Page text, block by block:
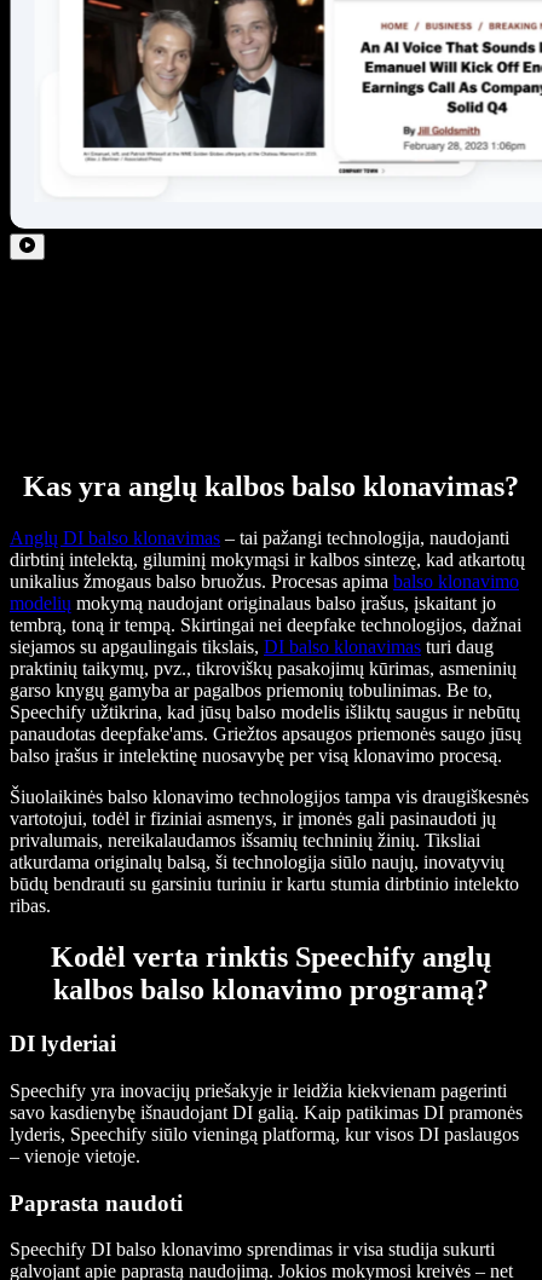
Kas yra anglų kalbos balso klonavimas?
Anglų DI balso klonavimas – tai pažangi technologija, naudojanti
dirbtinį intelektą, giluminį mokymąsi ir kalbos sintezę, kad atkartotų
unikalius žmogaus balso bruožus. Procesas apima balso klonavimo
modelių mokymą naudojant originalaus balso įrašus, įskaitant jo
tembrą, toną ir tempą. Skirtingai nei deepfake technologijos, dažnai
siejamos su apgaulingais tikslais, DI balso klonavimas turi daug
praktinių taikymų, pvz., tikroviškų pasakojimų kūrimas, asmeninių
garso knygų gamyba ar pagalbos priemonių tobulinimas. Be to,
Speechify užtikrina, kad jūsų balso modelis išliktų saugus ir nebūtų
panaudotas deepfake'ams. Griežtos apsaugos priemonės saugo jūsų
balso įrašus ir intelektinę nuosavybę per visą klonavimo procesą.
Šiuolaikinės balso klonavimo technologijos tampa vis draugiškesnės
vartotojui, todėl ir fiziniai asmenys, ir įmonės gali pasinaudoti jų
privalumais, nereikalaudamos išsamių techninių žinių. Tiksliai
atkurdama originalų balsą, ši technologija siūlo naujų, inovatyvių
būdų bendrauti su garsiniu turiniu ir kartu stumia dirbtinio intelekto
ribas.
Kodėl verta rinktis Speechify anglų
kalbos balso klonavimo programą?
DI lyderiai
Speechify yra inovacijų priešakyje ir leidžia kiekvienam pagerinti
savo kasdienybę išnaudojant DI galią. Kaip patikimas DI pramonės
lyderis, Speechify siūlo vieningą platformą, kur visos DI paslaugos
– vienoje vietoje.
Paprasta naudoti
Speechify DI balso klonavimo sprendimas ir visa studija sukurti
galvojant apie paprastą naudojimą. Jokios mokymosi kreivės – net